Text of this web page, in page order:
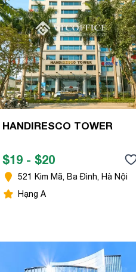
HANDIRESCO TOWER
$19 - $20
521 Kim Mã, Ba Đình, Hà Nội
Hạng A